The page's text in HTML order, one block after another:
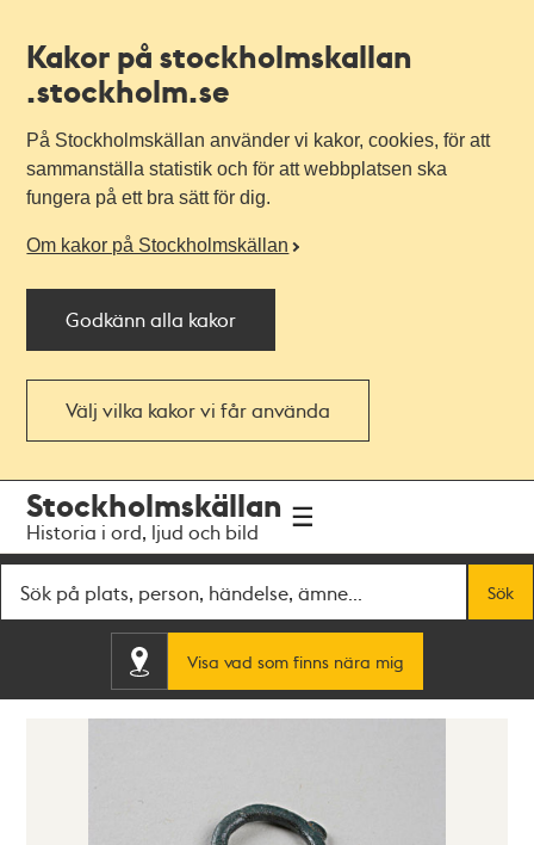
Kakor på stockholmskallan
.stockholm.se
På Stockholmskällan använder vi kakor, cookies, för att
sammanställa statistik och för att webbplatsen ska
fungera på ett bra sätt för dig.
Om kakor på Stockholmskällan
Godkänn alla kakor
Välj vilka kakor vi får använda
navigationen
huvudinnehållet
Stockholmskällan
Historia i ord, ljud och bild
Sök
Visa vad som finns nära mig